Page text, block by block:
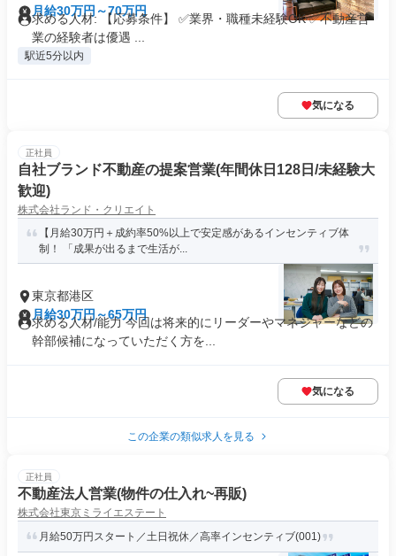
月給30万円～70万円
求める人材: 【応募条件】 ✅️業界・職種未経験OK ✅️不動産営
業の経験者は優遇 ...
駅近5分以内
気になる
正社員
自社ブランド不動産の提案営業(年間休日128日/未経験大
歓迎)
株式会社ランド・クリエイト
【月給30万円＋成約率50%以上で安定感があるインセンティブ体
制！ 「成果が出るまで生活が...
東京都港区
月給30万円～65万円
求める人材/能力 今回は将来的にリーダーやマネジャーなどの
幹部候補になっていただく方を...
気になる
この企業の類似求人を見る
正社員
不動産法人営業(物件の仕入れ~再販)
株式会社東京ミライエステート
月給50万円スタート／土日祝休／高率インセンティブ(001)